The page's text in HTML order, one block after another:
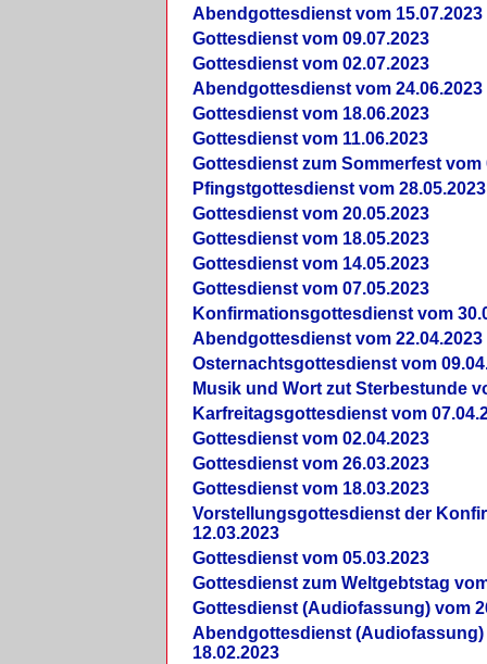
Abendgottesdienst vom 15.07.2023
Gottesdienst vom 09.07.2023
Gottesdienst vom 02.07.2023
Abendgottesdienst vom 24.06.2023
Gottesdienst vom 18.06.2023
Gottesdienst vom 11.06.2023
Gottesdienst zum Sommerfest vom
Pfingstgottesdienst vom 28.05.2023
Gottesdienst vom 20.05.2023
Gottesdienst vom 18.05.2023
Gottesdienst vom 14.05.2023
Gottesdienst vom 07.05.2023
Konfirmationsgottesdienst vom
Abendgottesdienst vom 22.04.2023
Osternachtsgottesdienst vom
Musik und Wort zut Sterbestunde
Karfreitagsgottesdienst vom
Gottesdienst vom 02.04.2023
Gottesdienst vom 26.03.2023
Gottesdienst vom 18.03.2023
Vorstellungsgottesdienst der
12.03.2023
Gottesdienst vom 05.03.2023
Gottesdienst zum Weltgebtstag
Gottesdienst (Audiofassung) vom
Abendgottesdienst (Audiofassung)
18.02.2023